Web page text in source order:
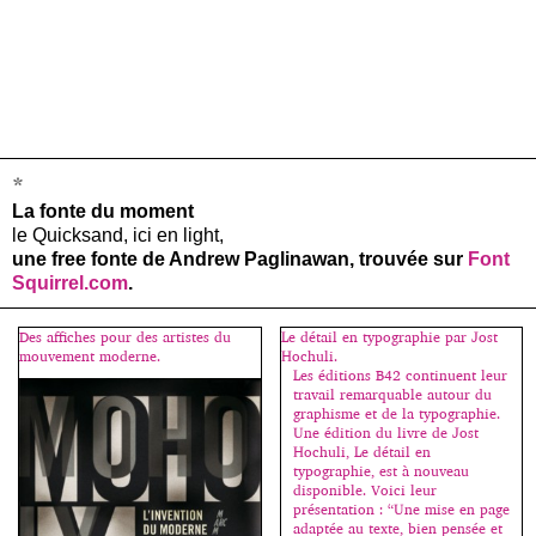
*
La fonte du moment
le Quicksand, ici en light,
une free fonte de Andrew Paglinawan, trouvée sur Font
Squirrel.com.
Des affiches pour des artistes du
mouvement moderne.
Le détail en typographie par Jost
Hochuli.
Les éditions B42 continuent leur
travail remarquable autour du
graphisme et de la typographie.
Une édition du livre de Jost
Hochuli, Le détail en
typographie, est à nouveau
disponible. Voici leur
présentation : “Une mise en page
adaptée au texte, bien pensée et